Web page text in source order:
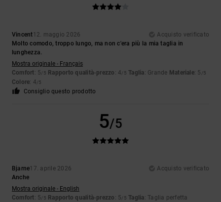
Vincent12. maggio 2026
Acquisto verificato
Molto comodo, troppo lungo, ma non c'era più la mia taglia in
lunghezza.
Mostra originale - Français
Comfort: 5/5 Rapporto qualità-prezzo : 4/5 Taglia: Grande Materiale: 5 /5
Colore: 4/5
Consiglio questo prodotto
5/5
Bjarne17. aprile 2026
Acquisto verificato
Anche
Mostra originale - English
Comfort: 5/5 Rapporto qualità-prezzo : 5/5 Taglia: Taglia perfetta